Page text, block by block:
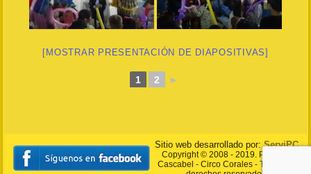
[MOSTRAR PRESENTACIÓN DE DIAPOSITIVAS]
1 2 ►
Sitio web desarrollado por:ServiPC
Copyright © 2008 - 2019. Payasito
Cascabel - Circo Corales - Todos los